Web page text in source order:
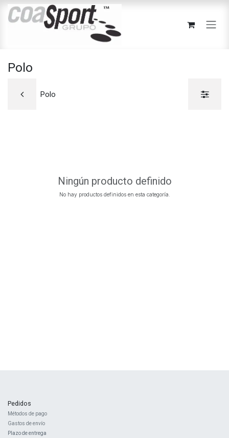
Ir al contenido
Polo
Polo
Ningún producto definido
No hay productos definidos en esta categoría.
Pedidos
Métodos de pago
Gastos de envío
Plazo de entrega